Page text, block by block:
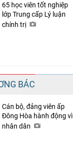
65 học viên tốt nghiệp
lớp Trung cấp Lý luận
chính trị
BÁC
Cán bộ, đảng viên ấp
Đông Hòa hành động vì
nhân dân